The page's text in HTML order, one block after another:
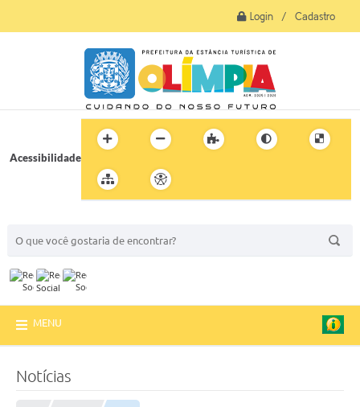
Login / Cadastro
Acessibilidade
MENU
Notícias